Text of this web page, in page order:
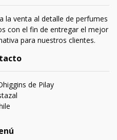
la venta al detalle de perfumes
con el fin de entregar el mejor
para nuestros clientes.
de Pilay